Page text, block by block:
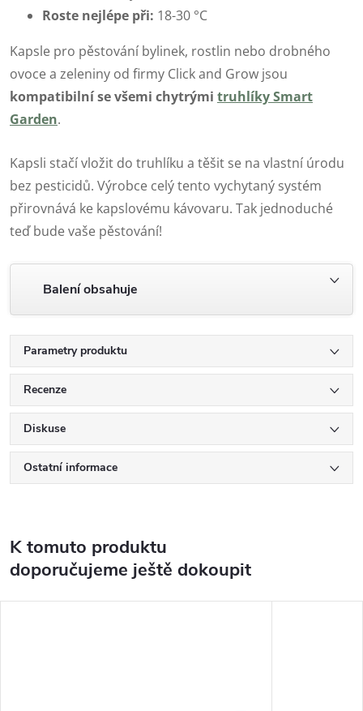
Roste nejlépe při: 18-30 °C
Kapsle pro pěstování bylinek, rostlin nebo drobného
ovoce a zeleniny od firmy Click and Grow jsou
kompatibilní se všemi chytrými truhlíky Smart
Garden.
Kapsli stačí vložit do truhlíku a těšit se na vlastní úrodu
bez pesticidů. Výrobce celý tento vychytaný systém
přirovnává ke kapslovému kávovaru. Tak jednoduché
teď bude vaše pěstování!
Balení obsahuje
Parametry produktu
Recenze
Diskuse
Ostatní informace
K tomuto produktu
doporučujeme ještě dokoupit